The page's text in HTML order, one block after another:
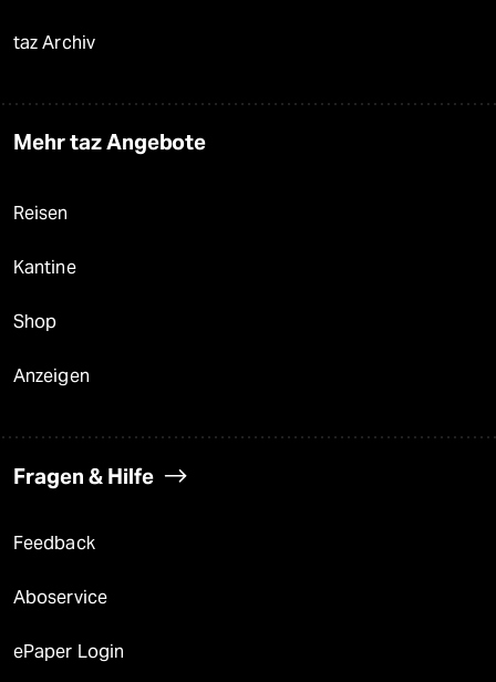
taz Archiv
Mehr taz Angebote
Reisen
Kantine
Shop
Anzeigen
Fragen & Hilfe
Feedback
Aboservice
ePaper Login